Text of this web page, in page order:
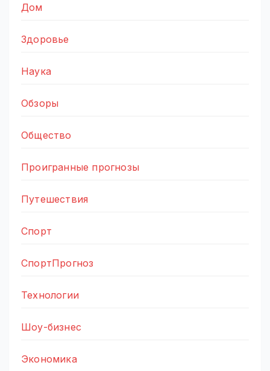
Дом
Здоровье
Наука
Обзоры
Общество
Проигранные прогнозы
Путешествия
Спорт
СпортПрогноз
Технологии
Шоу-бизнес
Экономика